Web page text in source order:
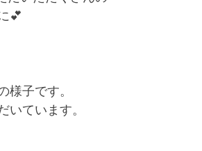
💕
様子です。
いています。